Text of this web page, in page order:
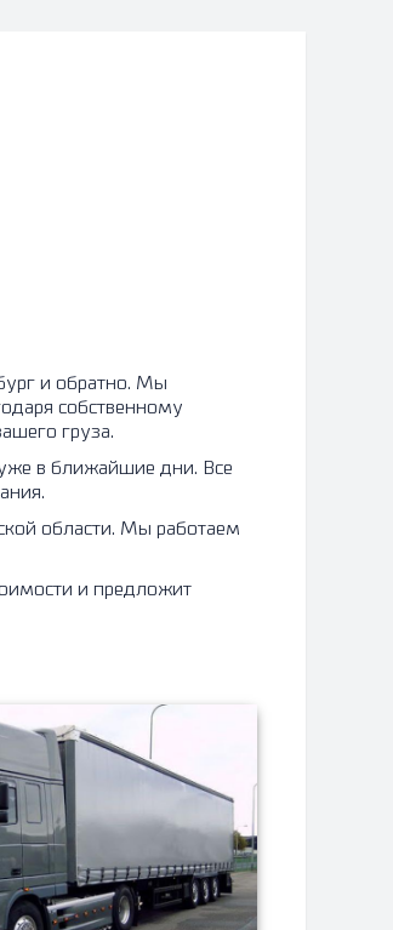
Мы
собственному
груза.
в ближайшие дни. Все
области. Мы работаем
и предложит